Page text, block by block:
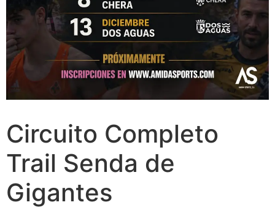
Circuito Completo
Trail Senda de
Gigantes